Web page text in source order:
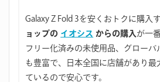
Galaxy Z Fold 3を安くおトクに購入
ョップの イオシス からの購入 が一
フリー化済みの未使用品、グローバ
も豊富で、日本全国に店舗があり最
ているので安心です。